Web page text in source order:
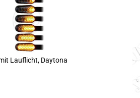
Lauflicht, Daytona